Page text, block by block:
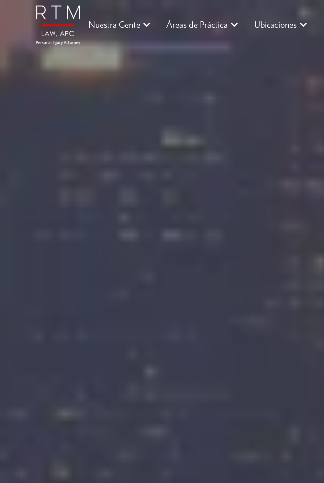
Nuestra Gente Áreas de Práctica Ubicaciones